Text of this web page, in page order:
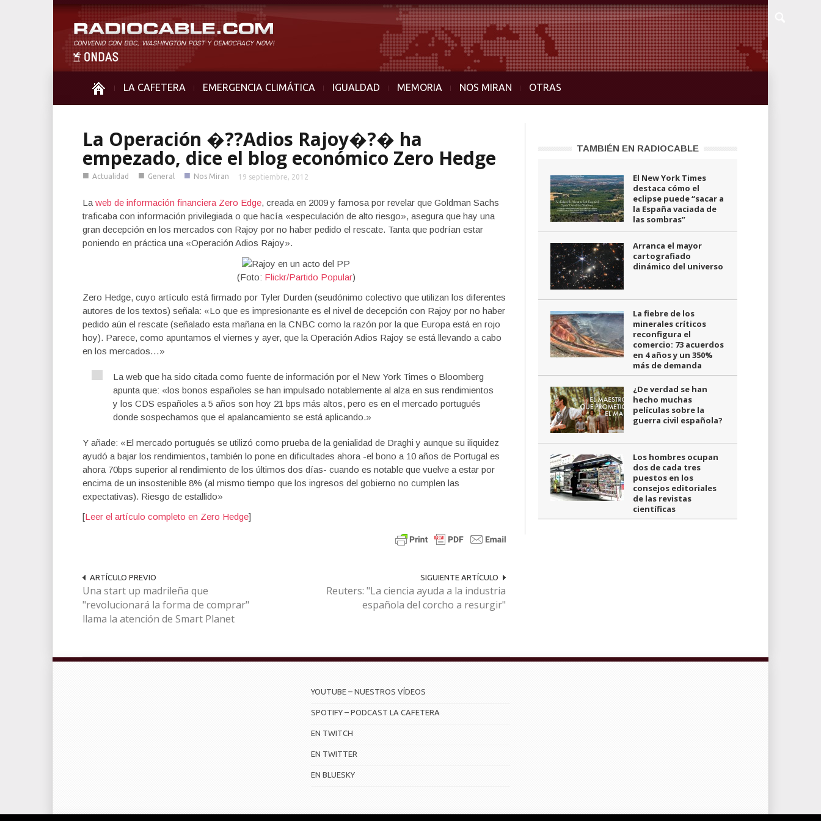
LA CAFETERA EMERGENCIA CLIMÁTICA IGUALDAD MEMORIA NOS MIRAN OTRAS
La Operación �??Adios Rajoy�?� ha
empezado, dice el blog económico Zero Hedge
■ Actualidad ■ General ■ Nos Miran 19 septiembre, 2012
La web de información financiera Zero Edge, creada en 2009 y famosa por revelar que Goldman Sachs
traficaba con información privilegiada o que hacía «especulación de alto riesgo», asegura que hay una
gran decepción en los mercados con Rajoy por no haber pedido el rescate. Tanta que podrían estar
poniendo en práctica una «Operación Adios Rajoy».
(Foto: Flickr/Partido Popular)
Zero Hedge, cuyo artículo está firmado por Tyler Durden (seudónimo colectivo que utilizan los diferentes
autores de los textos) señala: «Lo que es impresionante es el nivel de decepción con Rajoy por no haber
pedido aún el rescate (señalado esta mañana en la CNBC como la razón por la que Europa está en rojo
hoy). Parece, como apuntamos el viernes y ayer, que la Operación Adios Rajoy se está llevando a cabo
en los mercados…»
La web que ha sido citada como fuente de información por el New York Times o Bloomberg
apunta que: «los bonos españoles se han impulsado notablemente al alza en sus rendimientos
y los CDS españoles a 5 años son hoy 21 bps más altos, pero es en el mercado portugués
donde sospechamos que el apalancamiento se está aplicando.»
Y añade: «El mercado portugués se utilizó como prueba de la genialidad de Draghi y aunque su iliquidez
ayudó a bajar los rendimientos, también lo pone en dificultades ahora -el bono a 10 años de Portugal es
ahora 70bps superior al rendimiento de los últimos dos días- cuando es notable que vuelve a estar por
encima de un insostenible 8% (al mismo tiempo que los ingresos del gobierno no cumplen las
expectativas). Riesgo de estallido»
[Leer el artículo completo en Zero Hedge]
ARTÍCULO PREVIO
Una start up madrileña que
"revolucionará la forma de comprar"
llama la atención de Smart Planet
SIGUIENTE ARTÍCULO
Reuters: "La ciencia ayuda a la industria
española del corcho a resurgir"
TAMBIÉN EN RADIOCABLE
El New York Times
destaca cómo el
eclipse puede “sacar a
la España vaciada de
las sombras”
Arranca el mayor
cartografiado
dinámico del universo
La fiebre de los
minerales críticos
reconfigura el
comercio: 73 acuerdos
en 4 años y un 350%
más de demanda
¿De verdad se han
hecho muchas
películas sobre la
guerra civil española?
Los hombres ocupan
dos de cada tres
puestos en los
consejos editoriales
de las revistas
científicas
YOUTUBE – NUESTROS VÍDEOS
SPOTIFY – PODCAST LA CAFETERA
EN TWITCH
EN TWITTER
EN BLUESKY